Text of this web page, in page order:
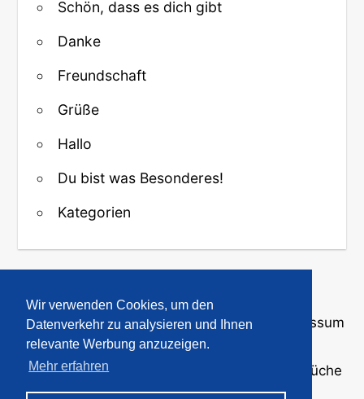
Wir verwenden Cookies, um den
Datenverkehr zu analysieren und Ihnen
relevante Werbung anzuzeigen.
Mehr erfahren
Schön, dass es dich gibt
Danke
Freundschaft
Grüße
Hallo
Du bist was Besonderes!
Kategorien
↑ Zurück zum Anfang
Über uns·Kontakt·Datenschutz Impressum
© 2008-2026
· Bilder und Sprüche
für WhatsApp und Profile